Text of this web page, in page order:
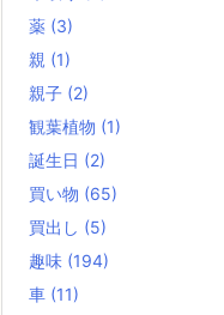
薬 (3)
親 (1)
親子 (2)
観葉植物 (1)
誕生日 (2)
買い物 (65)
買出し (5)
趣味 (194)
車 (11)